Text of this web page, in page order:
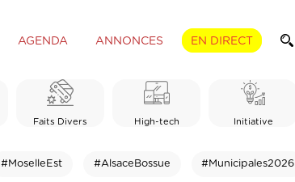
AGENDA ANNONCES EN DIRECT
Faits Divers High-tech Initiative
#MoselleEst #AlsaceBossue #Municipales2026